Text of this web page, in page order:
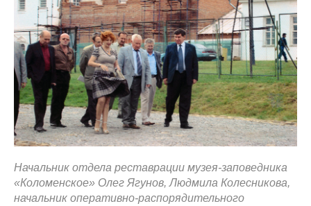
Начальник отдела реставрации музея-заповедника
«Коломенское» Олег Ягунов, Людмила Колесникова,
начальник оперативно-распорядительного